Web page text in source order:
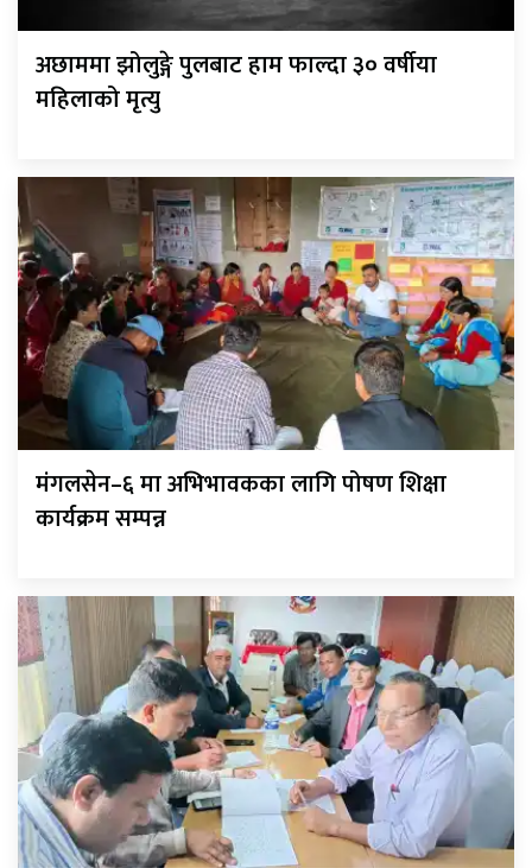
अछाममा झोलुङ्गे पुलबाट हाम फाल्दा ३० वर्षीया
महिलाको मृत्यु
मंगलसेन–६ मा अभिभावकका लागि पोषण शिक्षा
कार्यक्रम सम्पन्न